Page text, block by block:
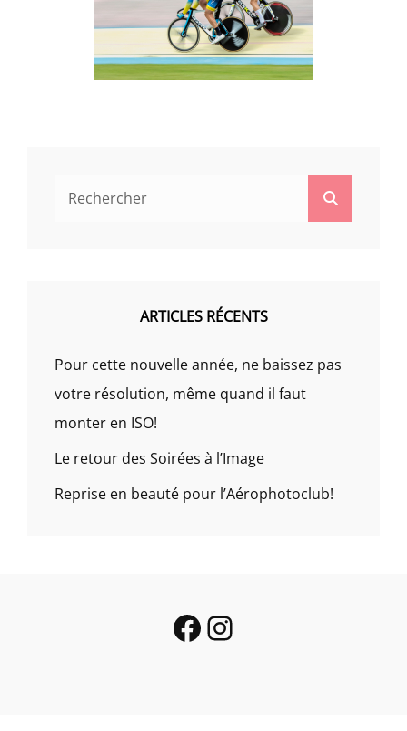
ARTICLES RÉCENTS
Pour cette nouvelle année, ne baissez pas
votre résolution, même quand il faut
monter en ISO!
Le retour des Soirées à l’Image
Reprise en beauté pour l’Aérophotoclub!
Facebook
Instagram